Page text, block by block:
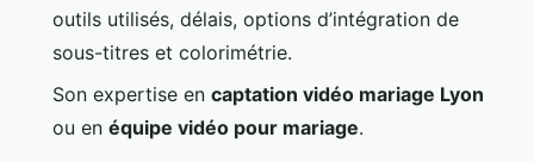
outils utilisés, délais, options d’intégration de
sous-titres et colorimétrie.
Son expertise en captation vidéo mariage Lyon
ou en équipe vidéo pour mariage.